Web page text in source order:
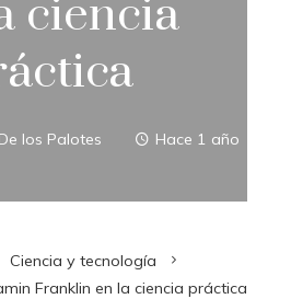
ciencia
los Palotes Hace 1 año
Ciencia y tecnología
Franklin en la ciencia práctica